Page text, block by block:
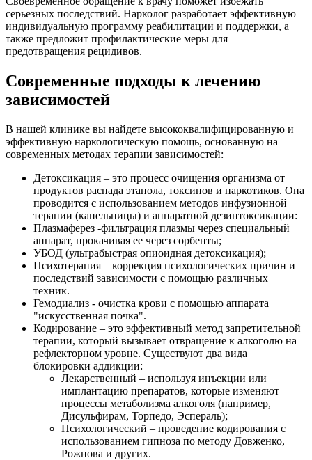
серьезных последствий. Нарколог разработает эффективную
индивидуальную программу реабилитации и поддержки, а
также предложит профилактические меры для
предотвращения рецидивов.
Современные подходы к лечению
зависимостей
В нашей клинике вы найдете высококвалифицированную и
эффективную наркологическую помощь, основанную на
современных методах терапии зависимостей:
Детоксикация – это процесс очищения организма от
продуктов распада этанола, токсинов и наркотиков. Она
проводится с использованием методов инфузионной
терапии (капельницы) и аппаратной дезинтоксикации:
Плазмаферез -фильтрация плазмы через специальный
аппарат, прокачивая ее через сорбенты;
УБОД (ультрабыстрая опиоидная детоксикация);
Психотерапия – коррекция психологических причин и
последствий зависимости с помощью различных
техник.
Гемодиализ - очистка крови с помощью аппарата
"искусственная почка".
Кодирование – это эффективный метод запретительной
терапии, который вызывает отвращение к алкоголю на
рефлекторном уровне. Существуют два вида
блокировки аддикции:
Лекарственный – используя инъекции или
имплантацию препаратов, которые изменяют
процессы метаболизма алкоголя (например,
Дисульфирам, Торпедо, Эспераль);
Психологический – проведение кодирования с
использованием гипноза по методу Довженко,
Рожнова и других.